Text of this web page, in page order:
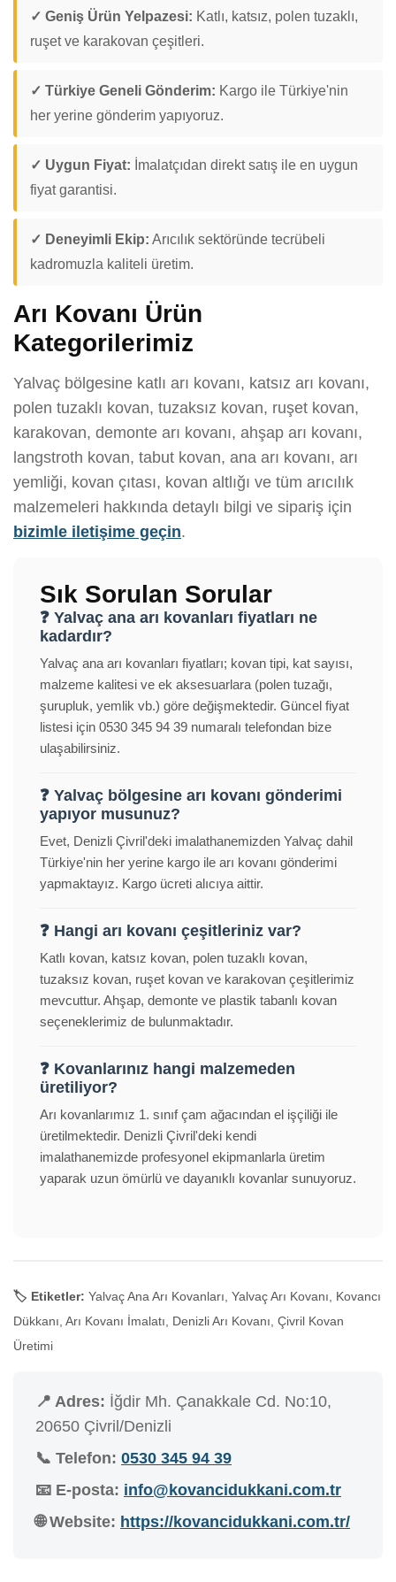
✓ Geniş Ürün Yelpazesi: Katlı, katsız, polen tuzaklı,
ruşet ve karakovan çeşitleri.
✓ Türkiye Geneli Gönderim: Kargo ile Türkiye'nin
her yerine gönderim yapıyoruz.
✓ Uygun Fiyat: İmalatçıdan direkt satış ile en uygun
fiyat garantisi.
✓ Deneyimli Ekip: Arıcılık sektöründe tecrübeli
kadromuzla kaliteli üretim.
Arı Kovanı Ürün
Kategorilerimiz
Yalvaç bölgesine katlı arı kovanı, katsız arı kovanı,
polen tuzaklı kovan, tuzaksız kovan, ruşet kovan,
karakovan, demonte arı kovanı, ahşap arı kovanı,
langstroth kovan, tabut kovan, ana arı kovanı, arı
yemliği, kovan çıtası, kovan altlığı ve tüm arıcılık
malzemeleri hakkında detaylı bilgi ve sipariş için
bizimle iletişime geçin.
Sık Sorulan Sorular
❓ Yalvaç ana arı kovanları fiyatları ne
kadardır?
Yalvaç ana arı kovanları fiyatları; kovan tipi, kat sayısı,
malzeme kalitesi ve ek aksesuarlara (polen tuzağı,
şurupluk, yemlik vb.) göre değişmektedir. Güncel fiyat
listesi için 0530 345 94 39 numaralı telefondan bize
ulaşabilirsiniz.
❓ Yalvaç bölgesine arı kovanı gönderimi
yapıyor musunuz?
Evet, Denizli Çivril'deki imalathanemizden Yalvaç dahil
Türkiye'nin her yerine kargo ile arı kovanı gönderimi
yapmaktayız. Kargo ücreti alıcıya aittir.
❓ Hangi arı kovanı çeşitleriniz var?
Katlı kovan, katsız kovan, polen tuzaklı kovan,
tuzaksız kovan, ruşet kovan ve karakovan çeşitlerimiz
mevcuttur. Ahşap, demonte ve plastik tabanlı kovan
seçeneklerimiz de bulunmaktadır.
❓ Kovanlarınız hangi malzemeden
üretiliyor?
Arı kovanlarımız 1. sınıf çam ağacından el işçiliği ile
üretilmektedir. Denizli Çivril'deki kendi
imalathanemizde profesyonel ekipmanlarla üretim
yaparak uzun ömürlü ve dayanıklı kovanlar sunuyoruz.
🏷️ Etiketler: Yalvaç Ana Arı Kovanları, Yalvaç Arı Kovanı, Kovancı
Dükkanı, Arı Kovanı İmalatı, Denizli Arı Kovanı, Çivril Kovan
Üretimi
📍 Adres: İğdir Mh. Çanakkale Cd. No:10,
20650 Çivril/Denizli
📞 Telefon: 0530 345 94 39
📧 E-posta: info@kovancidukkani.com.tr
🌐 Website: https://kovancidukkani.com.tr/